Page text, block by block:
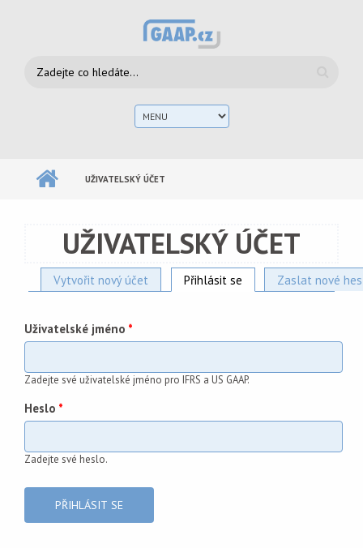
Vyhledávání
UŽIVATELSKÝ ÚČET
UŽIVATELSKÝ ÚČET
Hlavní záložky
Vytvořit nový účet Přihlásit se (aktivní záložka)
Zaslat nové
Uživatelské jméno *
Zadejte své uživatelské jméno pro IFRS a US GAAP.
Heslo *
Zadejte své heslo.